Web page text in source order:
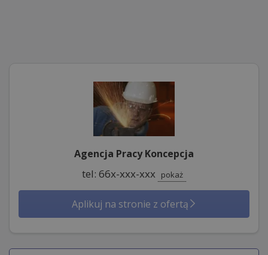
Agencja Pracy Koncepcja
tel: 66x-xxx-xxx pokaż
Aplikuj na stronie z ofertą